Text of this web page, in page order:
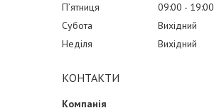
Пʼятниця
09:00
19:00
Субота
Вихідний
Неділя
Вихідний
КОНТАКТИ